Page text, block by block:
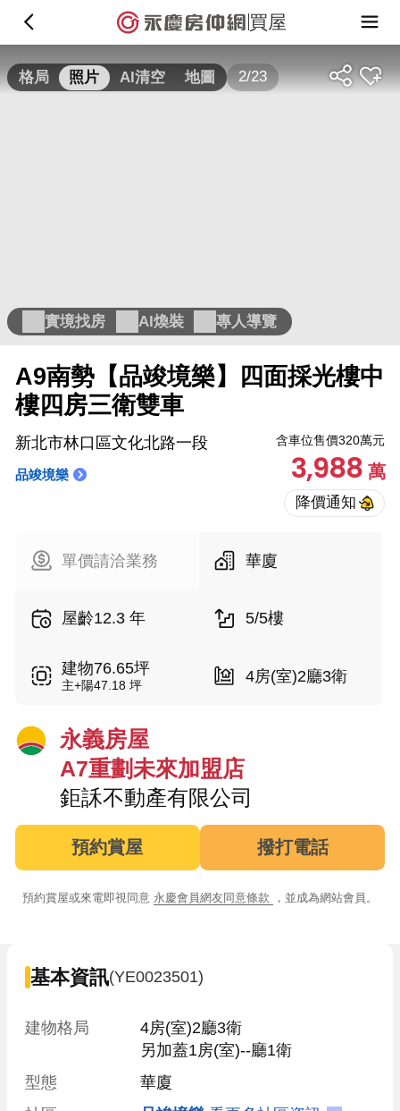
買屋
格局 照片 AI清空 地圖 2/23
實境找房 AI煥裝 專人導覽
A9南勢【品竣境樂】四面採光樓中
樓四房三衛雙車
新北市林口區文化北路一段
品竣境樂
含車位售價320萬元
3,988萬
單價請洽業務 華廈
屋齡12.3 年 5/5樓
建物76.65坪
主+陽47.18 坪 4房(室)2廳3衛
永義房屋
A7重劃未來加盟店
鉅訸不動產有限公司
預約賞屋 撥打電話
預約賞屋或來電即視同意 永慶會員網友同意條款 ，並成為網站會員。
基本資訊(YE0023501)
建物格局
4房(室)2廳3衛
另加蓋1房(室)--廳1衛
型態
華廈